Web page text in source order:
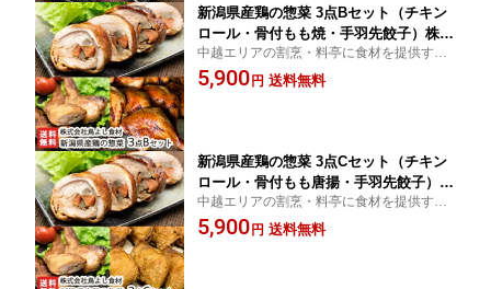
新潟県産鶏の惣菜 3点Bセット（チキン
ロール・骨付もも焼・手羽先餃子）株式
会社鳥よし食材【新潟県産鶏使用/お惣
菜/瞬間冷凍/惣菜詰め合わせ/湯煎・自然
中越エリアの割烹・料亭に食材を提供する
株式会社鳥よし食材が手掛ける新潟県産鶏
のお惣菜です。
5,900 円 送料無料
新潟県産鶏の惣菜 3点Cセット（チキン
ロール・骨付もも唐揚・手羽先餃子）株
式会社鳥よし食材【新潟県産鶏使用/お
惣菜/瞬間冷凍/惣菜詰め合わせ/湯煎・自
中越エリアの割烹・料亭に食材を提供する
株式会社鳥よし食材が手掛ける新潟県産鶏
のお惣菜です。
5,900 円 送料無料